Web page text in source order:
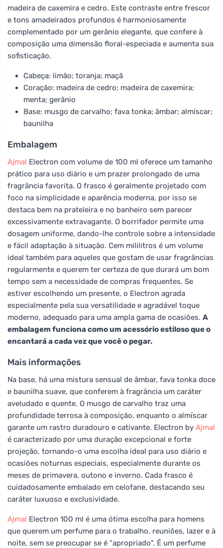
madeira de caxemira e cedro. Este contraste entre frescor
e tons amadeirados profundos é harmoniosamente
complementado por um gerânio elegante, que confere à
composição uma dimensão floral-especiada e aumenta sua
sofisticação.
Cabeça: limão; toranja; maçã
Coração: madeira de cedro; madeira de caxemira;
menta; gerânio
Base: musgo de carvalho; fava tonka; âmbar; almíscar;
baunilha
Embalagem
Ajmal Electron com volume de 100 ml oferece um tamanho
prático para uso diário e um prazer prolongado de uma
fragrância favorita. O frasco é geralmente projetado com
foco na simplicidade e aparência moderna, por isso se
destaca bem na prateleira e no banheiro sem parecer
excessivamente extravagante. O borrifador permite uma
dosagem uniforme, dando-lhe controle sobre a intensidade
e fácil adaptação à situação. Cem mililitros é um volume
ideal também para aqueles que gostam de usar fragrâncias
regularmente e querem ter certeza de que durará um bom
tempo sem a necessidade de compras frequentes. Se
estiver escolhendo um presente, o Electron agrada
especialmente pela sua versatilidade e agradável toque
moderno, adequado para uma ampla gama de ocasiões. A
embalagem funciona como um acessório estiloso que o
encantará a cada vez que você o pegar.
Mais informações
Na base, há uma mistura sensual de âmbar, fava tonka doce
e baunilha suave, que conferem à fragrância um caráter
aveludado e quente. O musgo de carvalho traz uma
profundidade terrosa à composição, enquanto o almíscar
garante um rastro duradouro e cativante. Electron by Ajmal
é caracterizado por uma duração excepcional e forte
projeção, tornando-o uma escolha ideal para uso diário e
ocasiões noturnas especiais, especialmente durante os
meses de primavera, outono e inverno. Cada frasco é
cuidadosamente embalado em celofane, destacando seu
caráter luxuoso e exclusividade.
Ajmal Electron 100 ml é uma ótima escolha para homens
que querem um perfume para o trabalho, reuniões, lazer e à
noite, sem se preocupar se é "apropriado". É um perfume